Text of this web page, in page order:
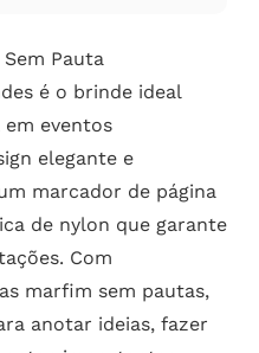
Pauta
é o brinde ideal
eventos
elegante e
marcador de página
de nylon que garante
Com
marfim sem pautas,
anotar ideias, fazer